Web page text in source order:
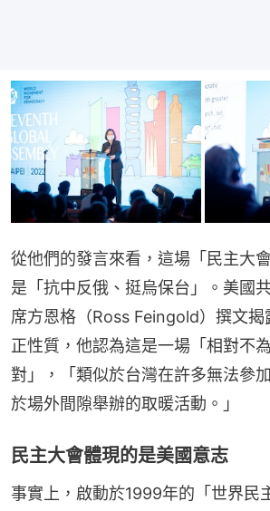
從他們的發言來看，這場「民主大
是「抗中反俄、挺烏保台」。美國
席方恩格（Ross Feingold）撰文揭
正性質，他認為這是一場「相對不
對」，「類似於台灣在許多無法參
於場外間隙舉辦的取暖活動。」
民主大會體現的是美國意志
事實上，啟動於1999年的「世界民